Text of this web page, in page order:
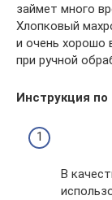
займет много
Хлопковый
и очень хорошо
при ручной
Инструкция
В